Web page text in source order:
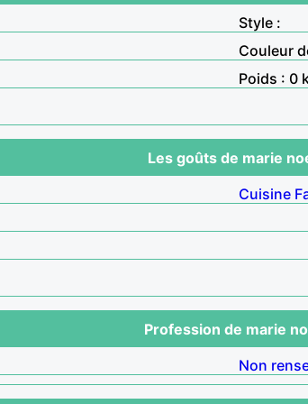
Style :
Couleur
Poids : 0
Les goûts de marie
Cuisine
Profession de marie
Non